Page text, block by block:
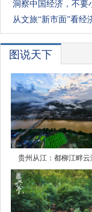
洞察中国经济，不要
从文旅“新市面”看经
图说天下
贵州从江：都柳江畔云